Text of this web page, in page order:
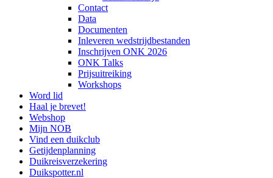
Contact
Data
Documenten
Inleveren wedstrijdbestanden
Inschrijven ONK 2026
ONK Talks
Prijsuitreiking
Workshops
Word lid
Haal je brevet!
Webshop
Mijn NOB
Vind een duikclub
Getijdenplanning
Duikreisverzekering
Duikspotter.nl